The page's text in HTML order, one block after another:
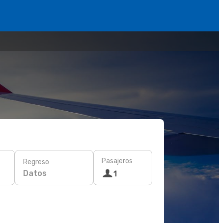
Regreso
Datos
Pasajeros
1